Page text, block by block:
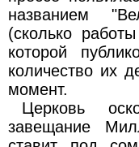
названием
(сколько
которой
количество их
момент.
Церковь
завещание